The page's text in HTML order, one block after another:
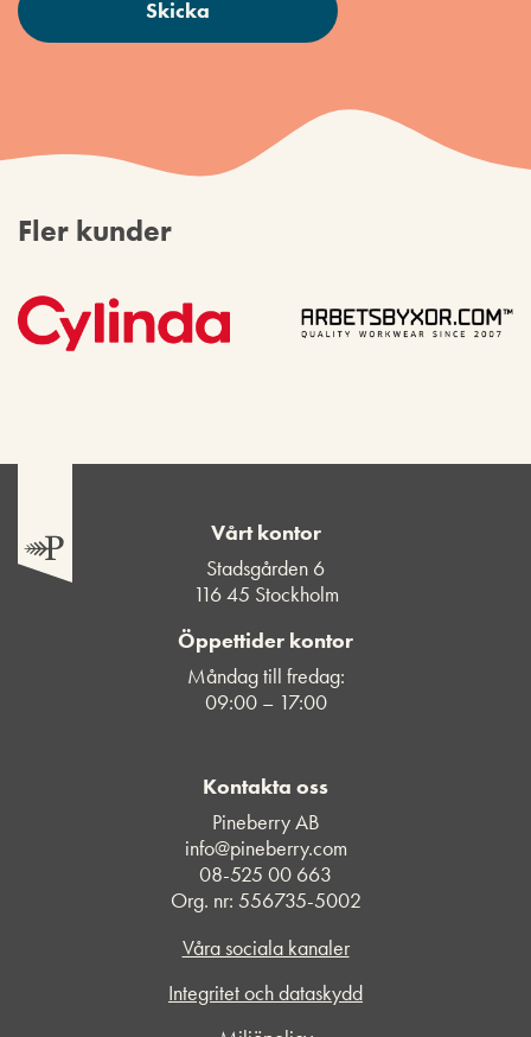
Fler kunder
Vårt kontor
Stadsgården 6
116 45 Stockholm
Öppettider kontor
Måndag till fredag:
09:00 – 17:00
Kontakta oss
Pineberry AB
info@pineberry.com
08-525 00 663
Org. nr: 556735-5002
Våra sociala kanaler
Integritet och dataskydd